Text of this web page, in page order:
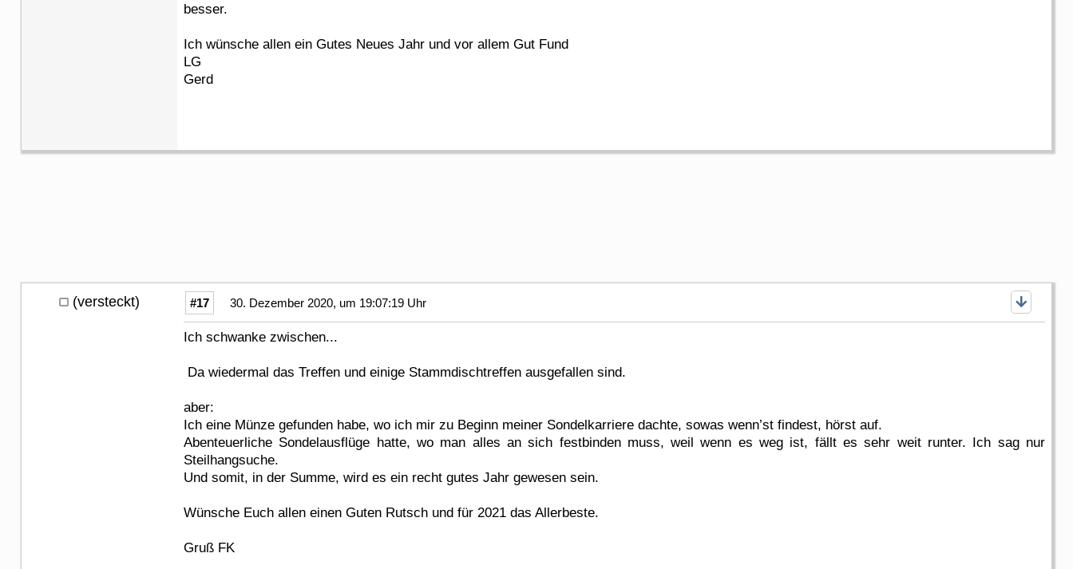
besser.
Ich wünsche allen ein Gutes Neues Jahr und vor allem Gut Fund
LG
Gerd
(versteckt) #17 30. Dezember 2020, um 19:07:19 Uhr
Ich schwanke zwischen...
Da wiedermal das Treffen und einige Stammdischtreffen ausgefallen sind.
aber:
Ich eine Münze gefunden habe, wo ich mir zu Beginn meiner Sondelkarriere dachte, sowas wenn’st findest, hörst auf.
Abenteuerliche Sondelausflüge hatte, wo man alles an sich festbinden muss, weil wenn es weg ist, fällt es sehr weit runter. Ich sag nur
Steilhangsuche.
Und somit, in der Summe, wird es ein recht gutes Jahr gewesen sein.
Wünsche Euch allen einen Guten Rutsch und für 2021 das Allerbeste.
Gruß FK